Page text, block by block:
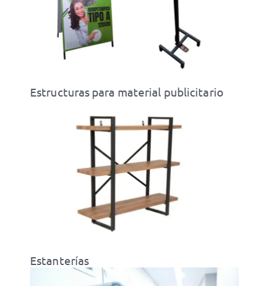
Estructuras para material publicitario
Estanterías